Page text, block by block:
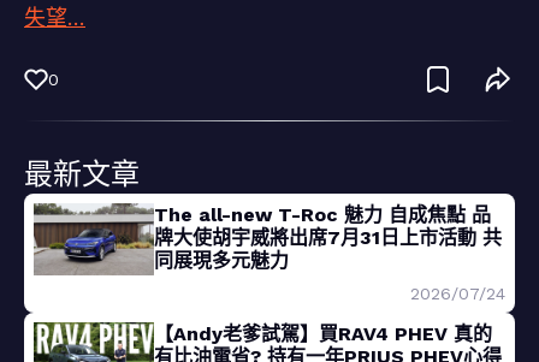
失望…
0
最新文章
The all-new T-Roc 魅力 自成焦點 品
牌大使胡宇威將出席7月31日上市活動 共
同展現多元魅力
2026/07/24
【Andy老爹試駕】買RAV4 PHEV 真的
有比油電省? 持有一年PRIUS PHEV心得